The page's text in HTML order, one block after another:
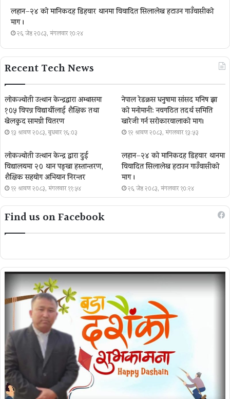
लहान–२४ को मानिकदह डिहवार थानमा विवादित सिलालेख हटाउन गाउँवासीको
माग ।
२६ जेष्ठ २०८३, मंगलवार १०:२४
Recent Tech News
लोकज्योती उत्थान केन्द्रद्वारा अम्बासमा
१०५ विपन्न विद्यार्थीलाई शैक्षिक तथा
खेलकुद सामग्री वितरण
१३ श्रावण २०८३, बुधबार १६:०३
नेपाल रेडक्रस धनुषामा सांसद मनिष झा
को मनोमानी: नवगठित तदर्थ समिति
खारेजी गर्न सरोकारवालाको माग।
१२ श्रावण २०८३, मंगलवार १३:५३
लोकज्योती उत्थान केन्द्र द्वारा दुई
विद्यालयमा २० थान पङ्खा हस्तान्तरण,
शैक्षिक सहयोग अभियान निरन्तर
१२ श्रावण २०८३, मंगलवार ११:५४
लहान–२४ को मानिकदह डिहवार थानमा
विवादित सिलालेख हटाउन गाउँवासीको
माग ।
२६ जेष्ठ २०८३, मंगलवार १०:२४
Find us on Facebook